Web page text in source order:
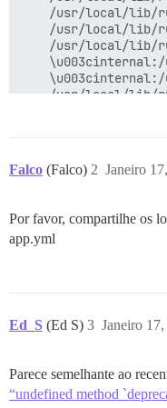
	/usr/local/lib/ruby/3.1.0/rubygems/gem_runner.rb:51:in `run'
método
Falco (Falco) Janeiro
2
Por favor, compartilhe os
app.yml
Ed_S (Ed S) Janeiro
3
Parece semelhante ao
“undefined method